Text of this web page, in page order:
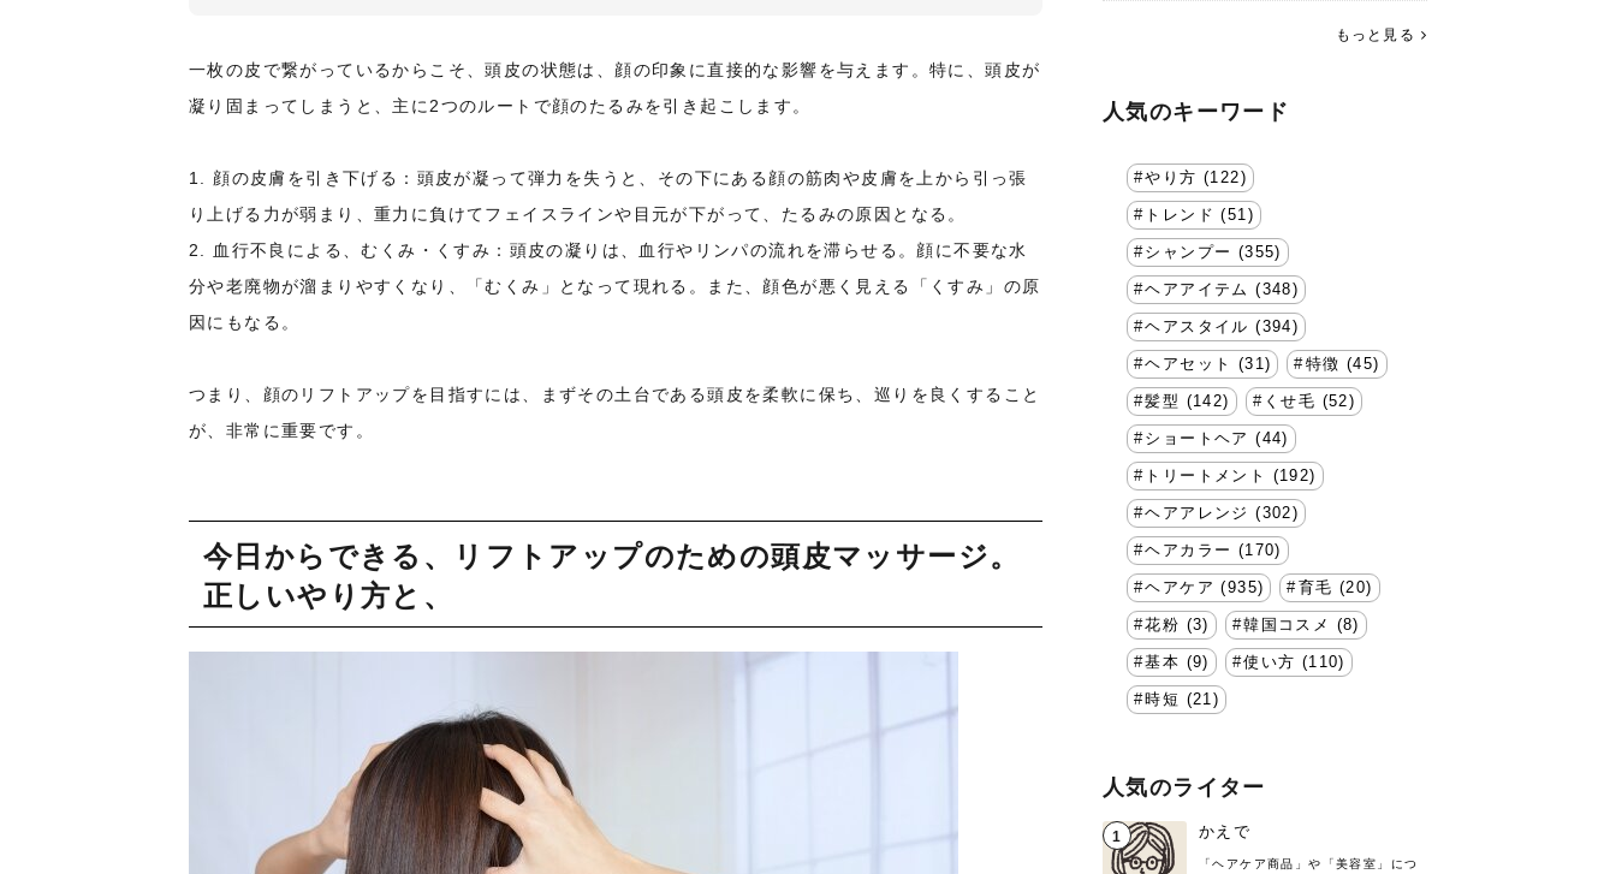
一枚の皮で繋がっているからこそ、頭皮の状態は、顔の印象に直接的な影響を与えます。特に、頭皮が
凝り固まってしまうと、主に2つのルートで顔のたるみを引き起こします。
1. 顔の皮膚を引き下げる：頭皮が凝って弾力を失うと、その下にある顔の筋肉や皮膚を上から引っ張
り上げる力が弱まり、重力に負けてフェイスラインや目元が下がって、たるみの原因となる。
2. 血行不良による、むくみ・くすみ：頭皮の凝りは、血行やリンパの流れを滞らせる。顔に不要な水
分や老廃物が溜まりやすくなり、「むくみ」となって現れる。また、顔色が悪く見える「くすみ」の原
因にもなる。
つまり、顔のリフトアップを目指すには、まずその土台である頭皮を柔軟に保ち、巡りを良くすること
が、非常に重要です。
今日からできる、リフトアップのための頭皮マッサージ。
正しいやり方と、
もっと見る
人気のキーワード
やり方 (122)
トレンド (51)
シャンプー (355)
ヘアアイテム (348)
ヘアスタイル (394)
ヘアセット (31) 特徴 (45)
髪型 (142) くせ毛 (52)
ショートヘア (44)
トリートメント (192)
ヘアアレンジ (302)
ヘアカラー (170)
ヘアケア (935) 育毛 (20)
花粉 (3) 韓国コスメ (8)
基本 (9) 使い方 (110)
時短 (21)
人気のライター
1 かえで
「ヘアケア商品」や「美容室」につ